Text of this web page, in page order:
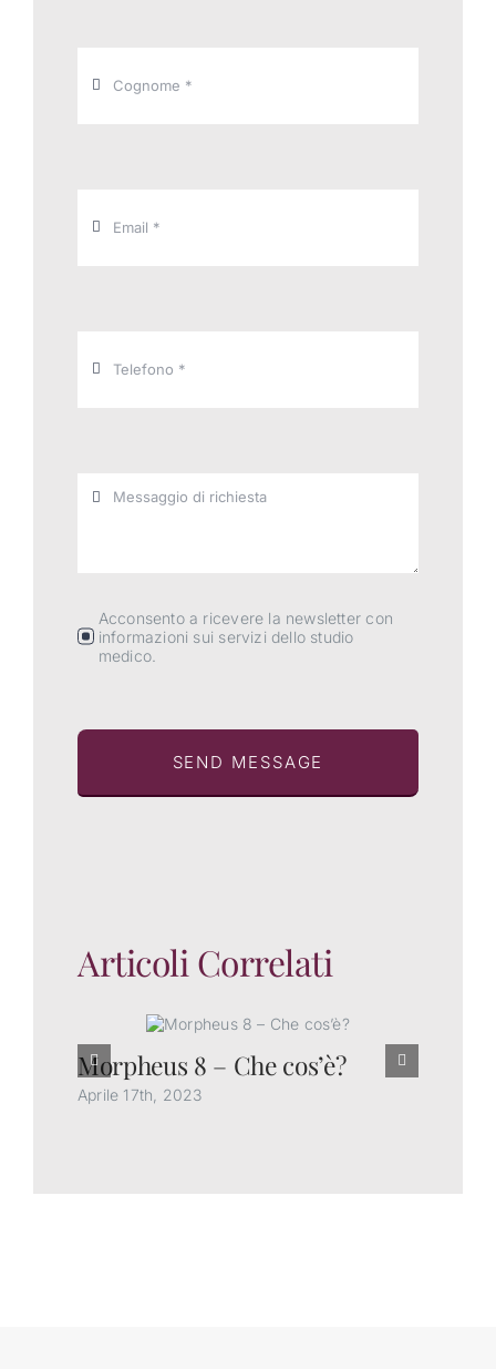
Acconsento a ricevere la newsletter con
informazioni sui servizi dello studio
medico.
SEND MESSAGE
Articoli Correlati
Morpheus 8 – Che cos’è?
Aprile 17th, 2023